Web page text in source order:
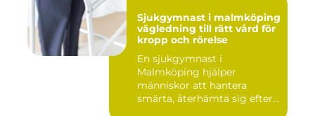
Sjukgymnast i malmköping
vägledning till rätt vård för
kropp och rörelse
En sjukgymnast i
Malmköping hjälper
människor att hantera
smärta, återhämta sig efter